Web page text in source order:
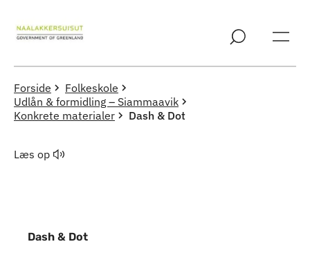
Forside
Folkeskole
Udlån & formidling – Siammaavik
Konkrete materialer
Dash & Dot
Læs op
Dash & Dot